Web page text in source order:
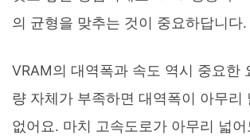
의 균형을 맞추는 것이 중요하답니다.
VRAM의 대역폭과 속도 역시 중요한
량 자체가 부족하면 대역폭이 아무리
없어요. 마치 고속도로가 아무리 넓